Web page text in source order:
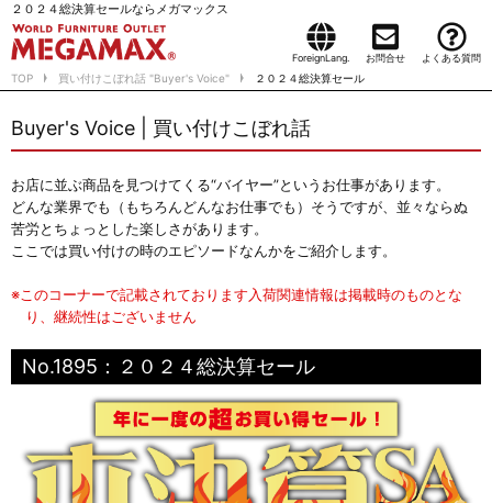
２０２４総決算セールならメガマックス
ForeignLang. お問合せ よくある質問
TOP 買い付けこぼれ話 "Buyer's Voice" ２０２４総決算セール
Buyer's Voice | 買い付けこぼれ話
お店に並ぶ商品を見つけてくる“バイヤー”というお仕事があります。
どんな業界でも（もちろんどんなお仕事でも）そうですが、並々ならぬ
苦労とちょっとした楽しさがあります。
ここでは買い付けの時のエピソードなんかをご紹介します。
※このコーナーで記載されております入荷関連情報は掲載時のものとな
り、継続性はございません
No.1895：２０２４総決算セール